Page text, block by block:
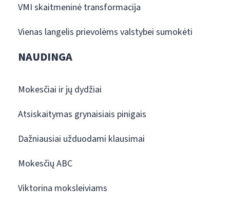
VMI skaitmeninė transformacija
Vienas langelis prievolėms valstybei sumokėti
NAUDINGA
Mokesčiai ir jų dydžiai
Atsiskaitymas grynaisiais pinigais
Dažniausiai užduodami klausimai
Mokesčių ABC
Viktorina moksleiviams